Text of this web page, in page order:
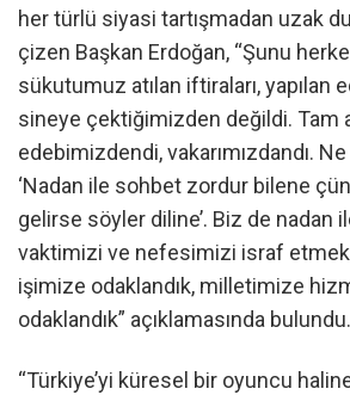
her türlü siyasi tartışmadan uzak
çizen Başkan Erdoğan, “Şunu
sükutumuz atılan iftiraları, yapılan
sineye çektiğimizden değildi. Tam
edebimizdendi, vakarımızdandı.
‘Nadan ile sohbet zordur bilene
gelirse söyler diline’. Biz de nadan
vaktimizi ve nefesimizi israf
işimize odaklandık, milletimize
odaklandık” açıklamasında bulundu.
“Türkiye’yi küresel bir oyuncu